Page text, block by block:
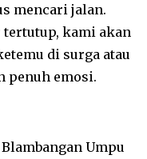
mencari jalan.
kami akan
di surga atau
penuh emosi.
Umpu